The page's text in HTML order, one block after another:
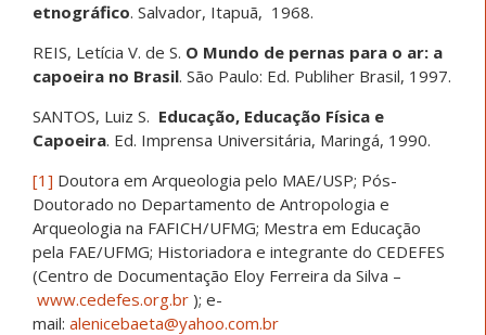
etnográfico. Salvador, Itapuã, 1968.
REIS, Letícia V. de S. O Mundo de pernas para o ar: a
capoeira no Brasil. São Paulo: Ed. Publiher Brasil, 1997.
SANTOS, Luiz S. Educação, Educação Física e
Capoeira. Ed. Imprensa Universitária, Maringá, 1990.
[1] Doutora em Arqueologia pelo MAE/USP; Pós-
Doutorado no Departamento de Antropologia e
Arqueologia na FAFICH/UFMG; Mestra em Educação
pela FAE/UFMG; Historiadora e integrante do CEDEFES
(Centro de Documentação Eloy Ferreira da Silva –
www.cedefes.org.br ); e-
mail: alenicebaeta@yahoo.com.br